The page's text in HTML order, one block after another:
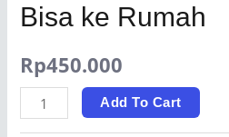
Bisa ke Rumah
Rp450.000
Kaca
Mobil
Add To Cart